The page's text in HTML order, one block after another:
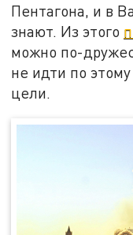
Пентагона, и в
знают. Из этого
можно по-
не идти по
цели.